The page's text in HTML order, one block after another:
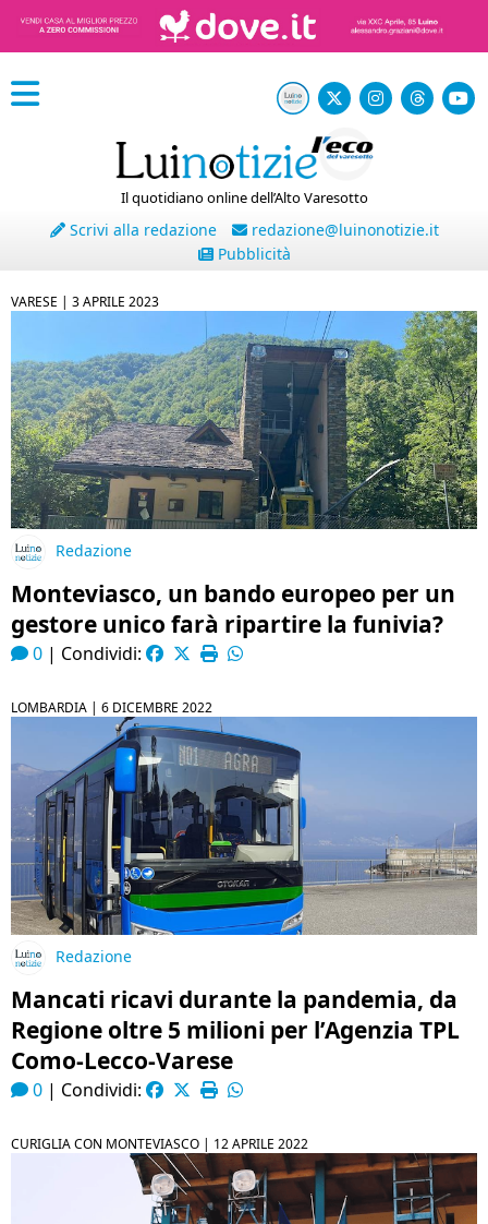
Il quotidiano online dell’Alto Varesotto
Scrivi alla redazione
redazione@luinonotizie.it
Pubblicità
VARESE | 3 APRILE 2023
Redazione
Monteviasco, un bando europeo per un
gestore unico farà ripartire la funivia?
0 | Condividi:
LOMBARDIA | 6 DICEMBRE 2022
Redazione
Mancati ricavi durante la pandemia, da
Regione oltre 5 milioni per l’Agenzia TPL
Como-Lecco-Varese
0 | Condividi:
CURIGLIA CON MONTEVIASCO | 12 APRILE 2022